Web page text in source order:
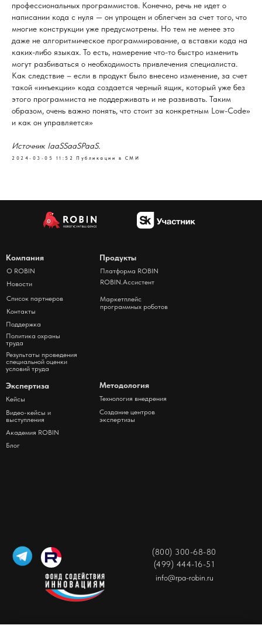
профессиональных программистов. Конечно, речь не идет о
написании кода с нуля — он упрощен и облегчен за счет того, что
многие конструкции уже предусмотрены. Но тем не менее это
даже не алгоритмическое программирование, а вставки кода на
каких-либо языках. То есть, намерение что-то быстро изменить
могут разбиваться о необходимость привлечения специалиста.
Как следствие – если в продукт было внесено изменение, за счет
такой «инъекции» кода создается черный ящик, который уже без
этого программиста не поддерживать и не развивать. Таким
образом, очень важно понять, что стоит за конкретным Low-Code»
и как он управляется»
Источник IaaSSaaSPaaS.
2024-03-05 11:52 Публикации в СМИ
(800) 300-68-80
(499) 444-16-51
info@rpa-robin.ru
Компания
О ROBIN
Новости
Контакты
Список партнеров
Экспертиза
Кейсы
Видео-кейсы и
выступления
Блог
Академия ROBIN
Методология
Создание центров
экспертизы
Технология внедрения
Продукты
Платформа ROBIN
Поддержка
Маркетплейс
программных роботов
Политика охраны
труда
Результаты проведения
специальной оценки
условий труда
ROBIN.Ассистент